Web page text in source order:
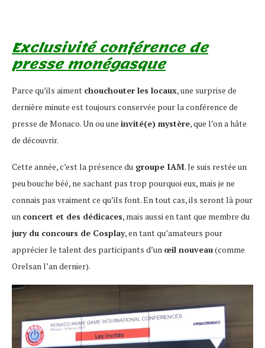
Exclusivité conférence de
presse monégasque
Parce qu’ils aiment chouchouter les locaux, une surprise de
dernière minute est toujours conservée pour la conférence de
presse de Monaco. Un ou une invité(e) mystère, que l’on a hâte
de découvrir.
Cette année, c’est la présence du groupe IAM. Je suis restée un
peu bouche béé, ne sachant pas trop pourquoi eux, mais je ne
connais pas vraiment ce qu’ils font. En tout cas, ils seront là pour
un concert et des dédicaces, mais aussi en tant que membre du
jury du concours de Cosplay, en tant qu’amateurs pour
apprécier le talent des participants d’un œil nouveau(comme
Orelsan l’an dernier).